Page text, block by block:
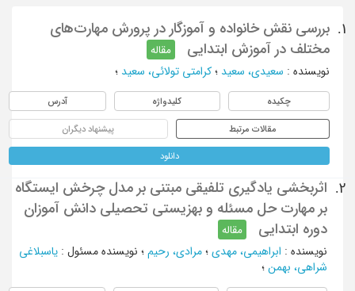
1.
بررسی نقش خانواده و آموزگار در پرورش مهارت‌های
مختلف در آموزش ابتدایی
مقاله
نویسنده: سعیدی، سعید؛ كرامتي تولائي، سعيد؛
چکیده کلیدواژه آدرس
مقالات مرتبط پیشنهاد دیگران
دانلود
2.
اثربخشی یادگیری تلفیقی مبتنی بر مدل چرخش ایستگاه
بر مهارت حل مسئله و بهزیستی تحصیلی دانش آموزان
دوره ابتدایی
مقاله
نویسنده: ابراهیمی، مهدی؛ مرادی، رحیم؛ نویسنده مسئول : یاسبلاغی
شراهی، بهمن؛